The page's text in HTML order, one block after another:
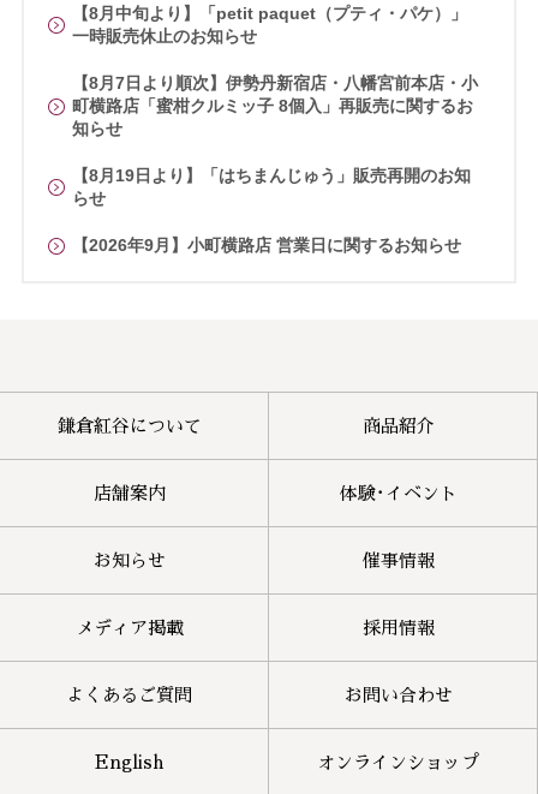
【8月中旬より】「petit paquet（プティ・パケ）」
一時販売休止のお知らせ
【8月7日より順次】伊勢丹新宿店・八幡宮前本店・小
町横路店「蜜柑クルミッ子 8個入」再販売に関するお
知らせ
【8月19日より】「はちまんじゅう」販売再開のお知
らせ
【2026年9月】小町横路店 営業日に関するお知らせ
鎌倉紅谷について 商品紹介
店舗案内 体験･イベント
お知らせ 催事情報
メディア掲載 採用情報
よくあるご質問 お問い合わせ
English オンラインショップ